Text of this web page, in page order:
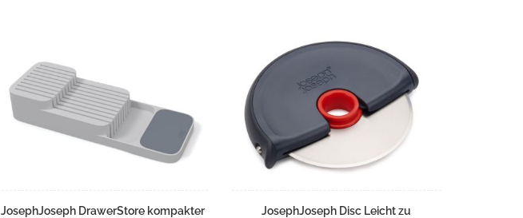
JosephJoseph DrawerStore kompakter
JosephJoseph Disc Leicht zu